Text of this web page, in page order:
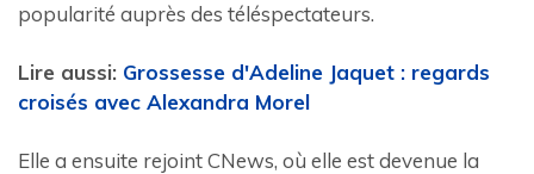
popularité auprès des téléspectateurs.
Lire aussi: Grossesse d'Adeline Jaquet : regards
croisés avec Alexandra Morel
Elle a ensuite rejoint CNews, où elle est devenue la